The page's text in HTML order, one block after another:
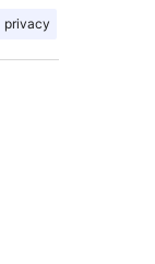
privacy